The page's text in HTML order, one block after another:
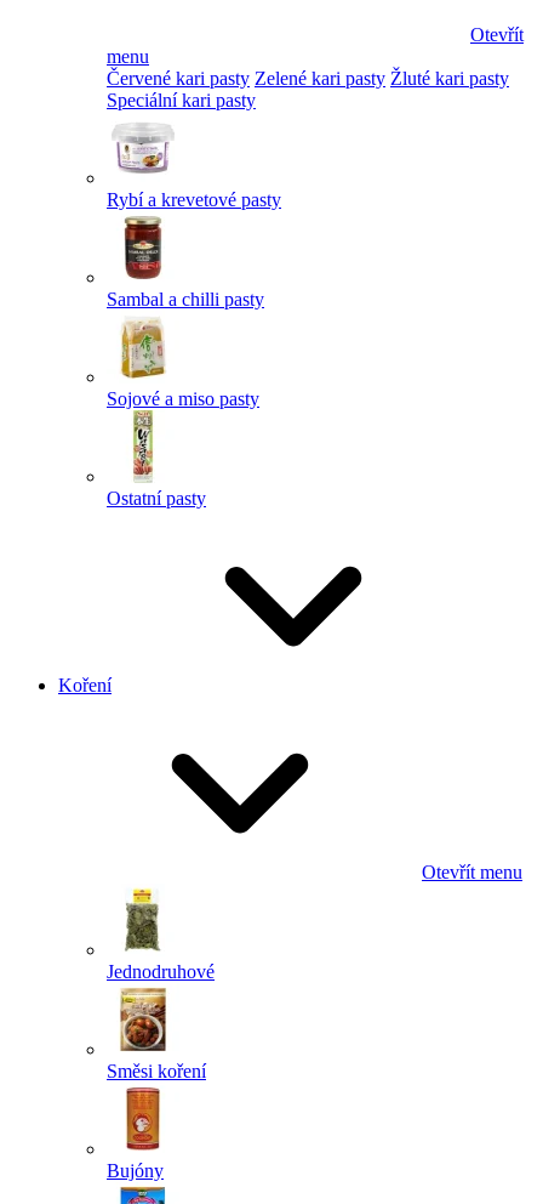
Otevřít
menu
Červené kari pasty Zelené kari pasty Žluté kari pasty
Speciální kari pasty
Rybí a krevetové pasty
Sambal a chilli pasty
Sojové a miso pasty
Ostatní pasty
Koření
Otevřít menu
Jednodruhové
Směsi koření
Bujóny